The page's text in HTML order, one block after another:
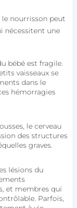
le nourrisson peut
nécessitent une
bébé est fragile.
vaisseaux se
dans le
hémorragies
le cerveau
des structures
graves.
lésions du
et membres qui
Parfois,